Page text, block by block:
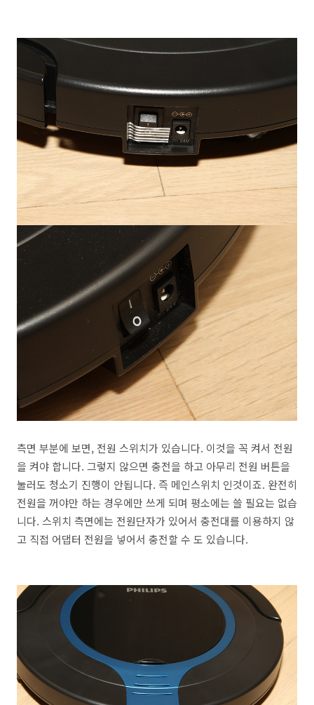
측면 부분에 보면, 전원 스위치가 있습니다. 이것을 꼭 켜서 전원
을 켜야 합니다. 그렇지 않으면 충전을 하고 아무리 전원 버튼을
눌러도 청소기 진행이 안됩니다. 즉 메인스위치 인것이죠. 완전히
전원을 꺼야만 하는 경우에만 쓰게 되며 평소에는 쓸 필요는 없습
니다. 스위치 측면에는 전원단자가 있어서 충전대를 이용하지 않
고 직접 어댑터 전원을 넣어서 충전할 수 도 있습니다.